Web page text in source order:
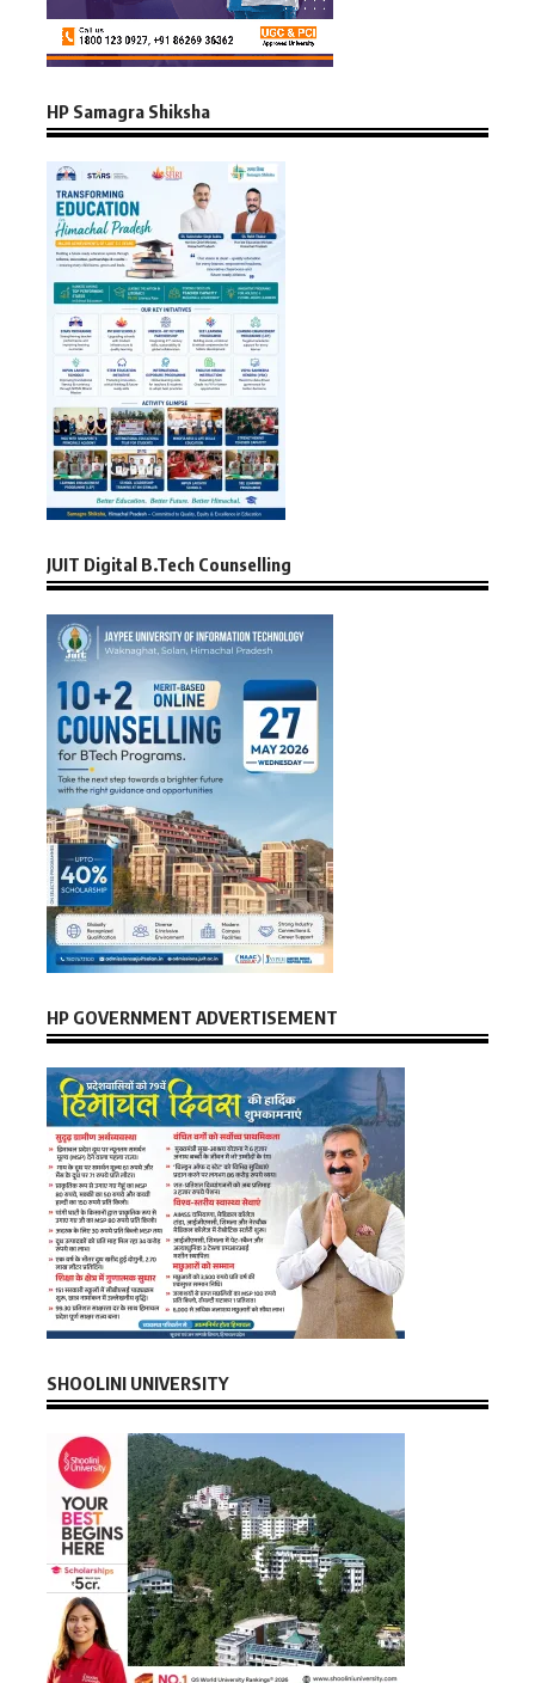
HP Samagra Shiksha
JUIT Digital B.Tech Counselling
HP GOVERNMENT ADVERTISEMENT
SHOOLINI UNIVERSITY